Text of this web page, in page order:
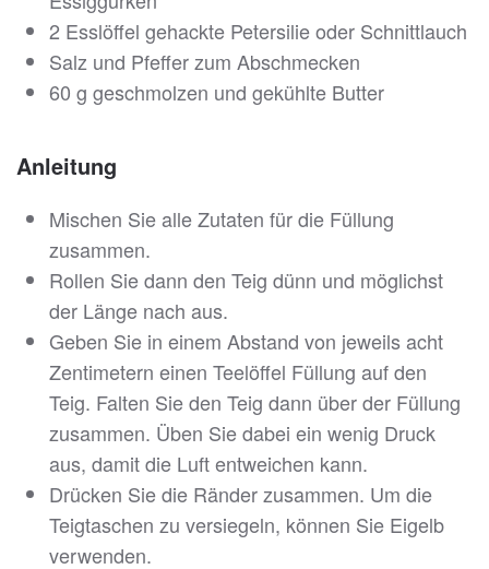
2 Esslöffel gehackte Petersilie oder Schnittlauch
Salz und Pfeffer zum Abschmecken
60 g geschmolzen und gekühlte Butter
Anleitung
Mischen Sie alle Zutaten für die Füllung
zusammen.
Rollen Sie dann den Teig dünn und möglichst
der Länge nach aus.
Geben Sie in einem Abstand von jeweils acht
Zentimetern einen Teelöffel Füllung auf den
Teig. Falten Sie den Teig dann über der Füllung
zusammen. Üben Sie dabei ein wenig Druck
aus, damit die Luft entweichen kann.
Drücken Sie die Ränder zusammen. Um die
Teigtaschen zu versiegeln, können Sie Eigelb
verwenden.